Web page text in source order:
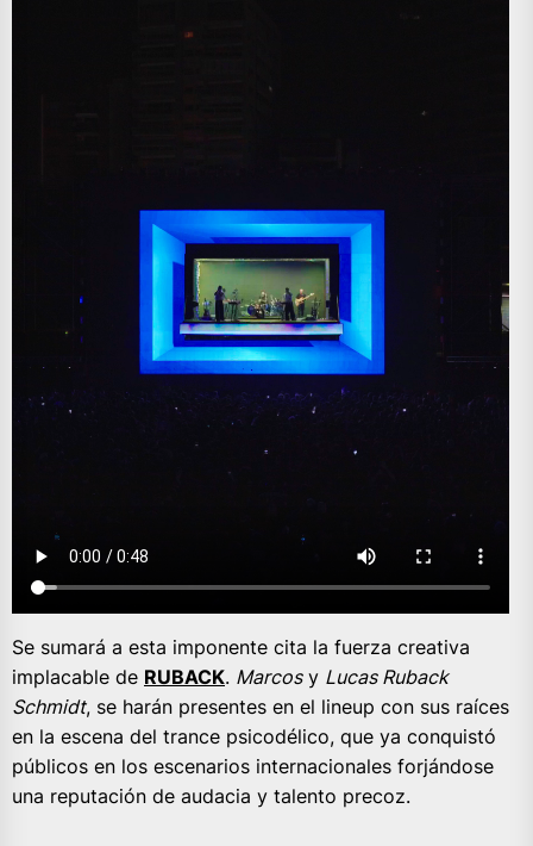
Se sumará a esta imponente cita la fuerza creativa
implacable de RUBACK. Marcosy Lucas Ruback
Schmidt, se harán presentes en el lineup con sus raíces
en la escena del trance psicodélico, que ya conquistó
públicos en los escenarios internacionales forjándose
una reputación de audacia y talento precoz.